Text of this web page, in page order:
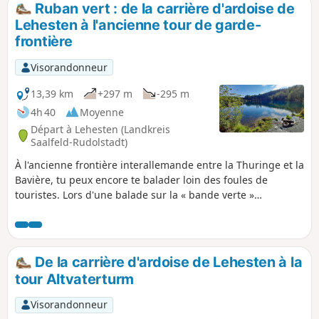
p
Ruban vert : de la carrière d'ardoise de
Lehesten à l'ancienne tour de garde-
frontière
Visorandonneur
13,39 km
+297 m
-295 m
4h 40
Moyenne
Départ à Lehesten (Landkreis
Saalfeld-Rudolstadt)
À l'ancienne frontière interallemande entre la Thuringe et la
Bavière, tu peux encore te balader loin des foules de
touristes. Lors d'une balade sur la « bande verte »
toujours une expérience unique, et une ancienne tour
frontalière, à moitié en ruine, se dresse encore sur la
colline. Mais la carrière d'ardoise abandonnée près de
Lehesten, l'une des plus grandes d'Europe, est sans aucun
doute un site d'une beauté exceptionnelle. Aujourd'hui, un
monument technique ouvert aux visiteurs se trouve au bord
du lac Schiefersee.
De la carrière d'ardoise de Lehesten à la
tour Altvaterturm
Visorandonneur